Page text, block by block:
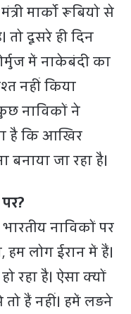
मार्को रूबियो से
दूसरे ही दिन
में नाकेबंदी का
नहीं किया
नाविकों ने
है कि आखिर
बनाया जा रहा है।
नाविकों पर
हम लोग ईरान में हैं।
रहा है। ऐसा क्यों
तो हैं नहीं। हमें लड़ने